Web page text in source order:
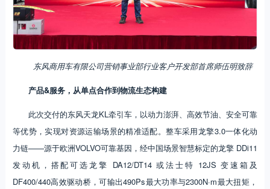
东风商用车有限公司营销事业部行业客户开发部首席师伍明致辞
产品&服务，从单点合作到物流生态构建
此次交付的东风天龙KL牵引车，以动力澎湃、高效节油、安全可靠
等优势，实现对资源运输场景的精准适配。整车采用龙擎3.0一体化动
力链——源于欧洲VOLVO可靠基因，经中国场景智慧标定的龙擎 DDi11
发动机，搭配可选龙擎 DA12/DT14 或法士特 12JS 变速箱及
DF400/440高效驱动桥，可输出490Ps最大功率与2300N·m最大扭矩，